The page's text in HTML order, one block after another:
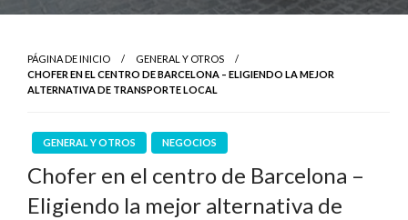
PÁGINA DE INICIO
GENERAL Y OTROS
CHOFER EN EL CENTRO DE BARCELONA – ELIGIENDO LA MEJOR
ALTERNATIVA DE TRANSPORTE LOCAL
GENERAL Y OTROS NEGOCIOS
Chofer en el centro de Barcelona –
Eligiendo la mejor alternativa de